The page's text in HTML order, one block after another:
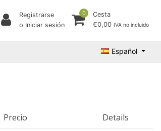
Registrarse
o Iniciar sesión
0
Cesta
€0,00 IVA no incluido
Español
Precio Details